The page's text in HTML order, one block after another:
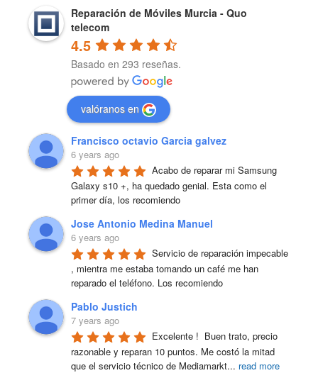
Reparación de Móviles Murcia - Quo
telecom
4.5
Basado en 293 reseñas.
valóranos en
Francisco octavio Garcia galvez
6 years ago
Acabo de reparar mi Samsung
Galaxy s10 +, ha quedado genial. Esta como el
primer día, los recomiendo
Jose Antonio Medina Manuel
6 years ago
Servicio de reparación impecable
, mientra me estaba tomando un café me han
reparado el teléfono. Los recomiendo
Pablo Justich
7 years ago
Excelente !  Buen trato, precio
razonable y reparan 10 puntos. Me costó la mitad
que el servicio técnico de Mediamarkt... read more